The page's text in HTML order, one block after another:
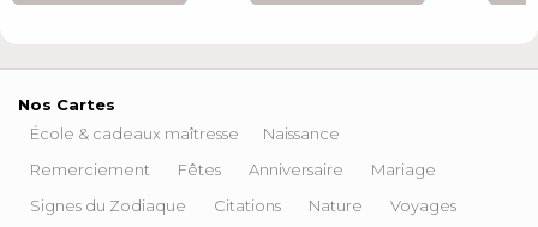
Nos Cartes
École & cadeaux maîtresse
Naissance
Remerciement
Fêtes Anniversaire
Mariage
Signes du Zodiaque
Citations Nature
Voyages